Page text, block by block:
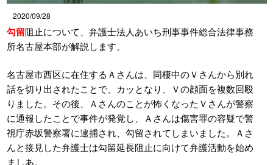
2020/09/28
勾留阻止について、弁護士法人あいち刑事事件総合法律事務
所名古屋本部が解説します。
名古屋市西区に在住するＡさんは、同棲中のＶさんから別れ
話を切り出されたことで、カッとなり、Ｖの顔面を複数回殴
りました。その後、Ａさんのことが怖くなったＶさんが警察
に通報したことで事件が発覚し、Ａさんは傷害罪の容疑で警
視庁赤坂警察署に逮捕され、勾留されてしまいました。Ａさ
んと接見した弁護士は勾留延長阻止に向けて弁護活動を始め
ましあ。